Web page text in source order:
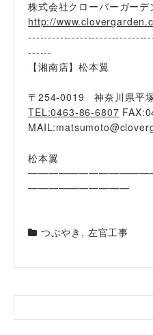
株式会社クローバーガー
http://
------
【湘南店】松本翼
〒254-0019 神奈川県平
TEL:0463-86-6807
松本翼
━━━━━━━━━━
つぶやき , 左官工事